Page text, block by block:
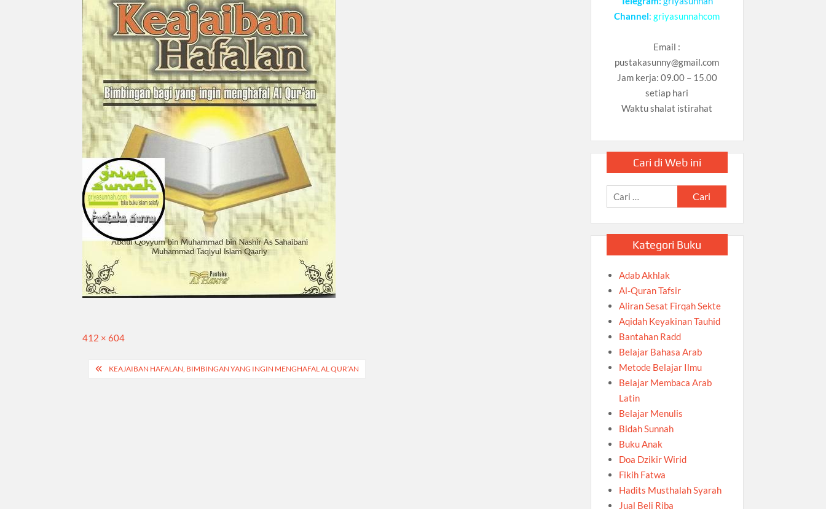
Full
412 × 604
Navigasi
KEAJAIBAN HAFALAN, BIMBINGAN YANG INGIN MENGHAFAL AL QUR’AN
Channel:griyasunnahcom
Email :
pustakasunny@gmail.com
Jam kerja: 09.00 – 15.00
setiap hari
Waktu shalat istirahat
Cari di Web ini
Cari
untuk:
Kategori Buku
Adab Akhlak
Al-Quran Tafsir
Aliran Sesat Firqah Sekte
Aqidah Keyakinan Tauhid
Bantahan Radd
Belajar Bahasa Arab
Metode Belajar Ilmu
Belajar Membaca Arab
Latin
Belajar Menulis
Bidah Sunnah
Buku Anak
Doa Dzikir Wirid
Fikih Fatwa
Hadits Musthalah Syarah
Jual Beli Riba